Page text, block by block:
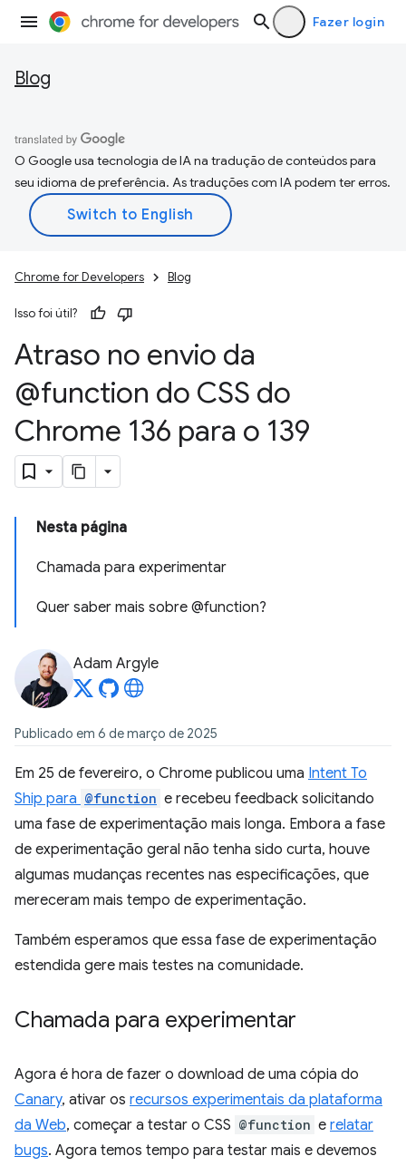
Fazer login
Blog
O Google usa tecnologia de IA na tradução de conteúdos para
seu idioma de preferência. As traduções com IA podem ter erros.
Chrome for Developers Blog
Isso foi útil?
Atraso no envio da
@function do CSS do
Chrome 136 para o 139
Nesta página
Chamada para experimentar
Quer saber mais sobre @function?
Adam Argyle
Publicado em 6 de março de 2025
Em 25 de fevereiro, o Chrome publicou uma Intent To
Ship para @function e recebeu feedback solicitando
uma fase de experimentação mais longa. Embora a fase
de experimentação geral não tenha sido curta, houve
algumas mudanças recentes nas especificações, que
mereceram mais tempo de experimentação.
Também esperamos que essa fase de experimentação
estendida gere mais testes na comunidade.
Chamada para experimentar
Agora é hora de fazer o download de uma cópia do
Canary, ativar os recursos experimentais da plataforma
da Web, começar a testar o CSS @function e relatar
bugs. Agora temos tempo para testar mais e devemos